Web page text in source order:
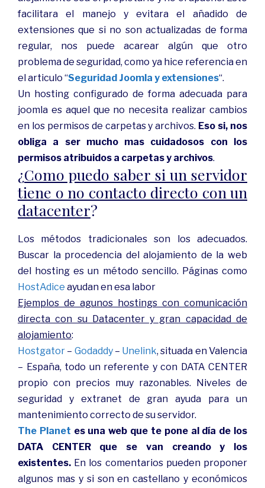
facilitara el manejo y evitara el añadido de
extensiones que si no son actualizadas de forma
regular, nos puede acarear algún que otro
problema de seguridad, como ya hice referencia en
el articulo “Seguridad Joomla y extensiones“.
Un hosting configurado de forma adecuada para
joomla es aquel que no necesita realizar cambios
en los permisos de carpetas y archivos. Eso si, nos
obliga a ser mucho mas cuidadosos con los
permisos atribuidos a carpetas y archivos.
¿Como puedo saber si un servidor
tiene o no contacto directo con un
datacenter?
Los métodos tradicionales son los adecuados.
Buscar la procedencia del alojamiento de la web
del hosting es un método sencillo. Páginas como
HostAdice ayudan en esa labor
Ejemplos de agunos hostings con comunicación
directa con su Datacenter y gran capacidad de
alojamiento:
Hostgator – Godaddy– Unelink, situada en Valencia
– España, todo un referente y con DATA CENTER
propio con precios muy razonables. Niveles de
seguridad y extranet de gran ayuda para un
mantenimiento correcto de su servidor.
The Planet es una web que te pone al día de los
DATA CENTER que se van creando y los
existentes. En los comentarios pueden proponer
algunos mas y si son en castellano y económicos